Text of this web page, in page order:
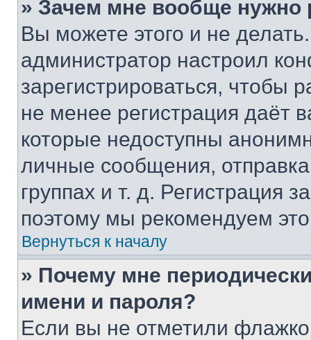
» Зачем мне вообще нужно
Вы можете этого и не
администратор настроил
зарегистрироваться, чтобы
не менее регистрация даёт
которые недоступны
личные сообщения,
группах и т. д. Регистрация
поэтому мы рекомендуем
Вернуться к началу
» Почему мне
имени и пароля?
Если вы не отметили